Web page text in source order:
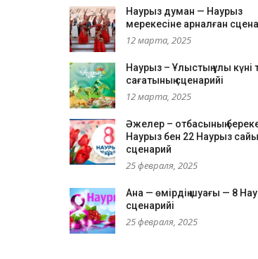
Наурыз думан — Наурыз
мерекесіне арналған
12 марта, 2025
Наурыз – Ұлыстың ұлы күні
сағатының сценарийі
12 марта, 2025
Әжелер – отбасының
Наурыз бен 22 Наурыз
сценарий
25 февраля, 2025
Ана — өмірдің шуағы — 8
сценарийі
25 февраля, 2025